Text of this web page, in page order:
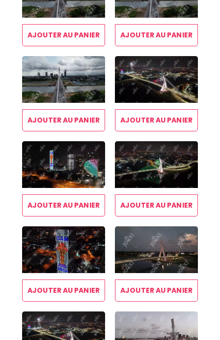
AJOUTER AU PANIER AJOUTER AU PANIER
AJOUTER AU PANIER AJOUTER AU PANIER
AJOUTER AU PANIER AJOUTER AU PANIER
AJOUTER AU PANIER AJOUTER AU PANIER